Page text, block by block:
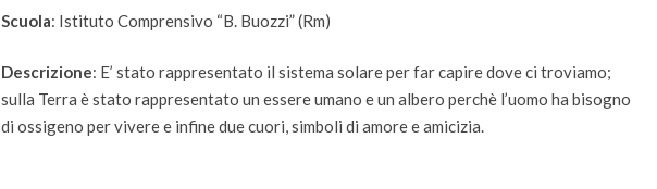
Scuola: Istituto Comprensivo “B. Buozzi” (Rm)
Descrizione: E’ stato rappresentato il sistema solare per far capire dove ci troviamo;
sulla Terra è stato rappresentato un essere umano e un albero perchè l’uomo ha bisogno
di ossigeno per vivere e infine due cuori, simboli di amore e amicizia.